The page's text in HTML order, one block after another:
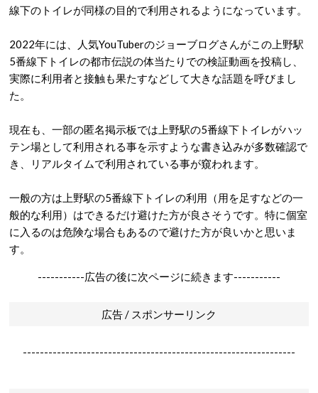
線下のトイレが同様の目的で利用されるようになっています。
2022年には、人気YouTuberのジョーブログさんがこの上野駅
5番線下トイレの都市伝説の体当たりでの検証動画を投稿し、
実際に利用者と接触も果たすなどして大きな話題を呼びまし
た。
現在も、一部の匿名掲示板では上野駅の5番線下トイレがハッ
テン場として利用される事を示すような書き込みが多数確認で
き、リアルタイムで利用されている事が窺われます。
一般の方は上野駅の5番線下トイレの利用（用を足すなどの一
般的な利用）はできるだけ避けた方が良さそうです。特に個室
に入るのは危険な場合もあるので避けた方が良いかと思いま
す。
-----------広告の後に次ページに続きます-----------
広告 / スポンサーリンク
----------------------------------------------------------------